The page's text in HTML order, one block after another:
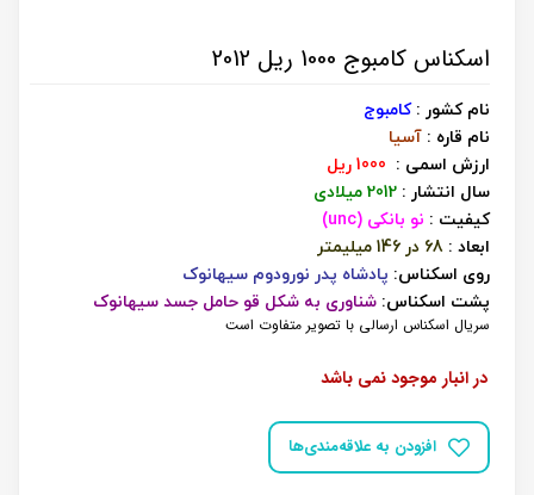
اسکناس کامبوج 1000 ریل 2012
نام کشور :کامبوج
نام قاره : آسیا
ارزش اسمی :
سال انتشار : 2012 میلادی
کیفیت : نو بانکی (unc)
ابعاد : 68 در 146 میلیمتر
روی اسکناس: پادشاه پدر نورودوم سیهانوک
پشت اسکناس: شناوری به شکل قو حامل جسد سیهانوک
سریال اسکناس ارسالی با تصویر متفاوت است
در انبار موجود نمی باشد
افزودن به علاقه‌مندی‌ها